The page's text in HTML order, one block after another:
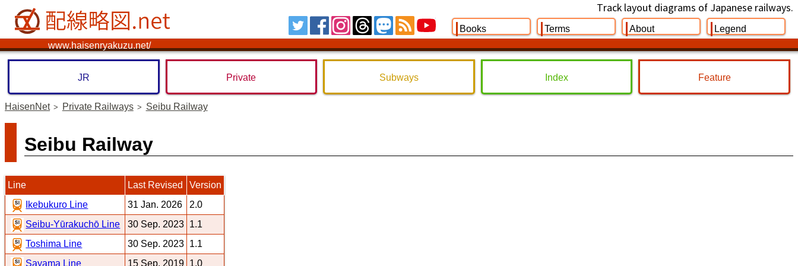
Track layout diagrams of Japanese railways.
Books Terms About
Legend
www.haisenryakuzu.net/
Tw FB IG TH MS RSS
JR Private Subways Index Feature
HaisenNet Private Railways Seibu Railway
Seibu Railway
Line Last Revised
Version
Ikebukuro Line
31 Jan. 2026
2.0
Seibu-Yūrakuchō Line
30 Sep. 2023 1.1
Toshima Line
30 Sep. 2023 1.1
Sayama Line
15 Sep. 2019 1.0